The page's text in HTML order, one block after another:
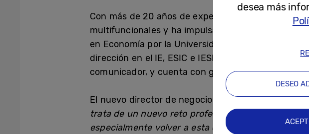
Con más de 20 años de experiencia,
ha
multifuncionales y ha impulsado el crecimiento
en Economía por la Universidad de Alcalá y ha
dirección en el IE, ESIC e IESE Business School.
comunicador, y cuenta con grandes habilidades
El nuevo director de negocio para Digital
trata de un nuevo reto profesional que supone,
especialmente volver a esta compañía tan
desea más
DESEO